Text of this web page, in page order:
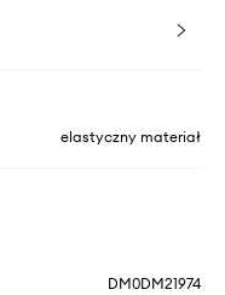
elastyczny materiał
DM0DM21974